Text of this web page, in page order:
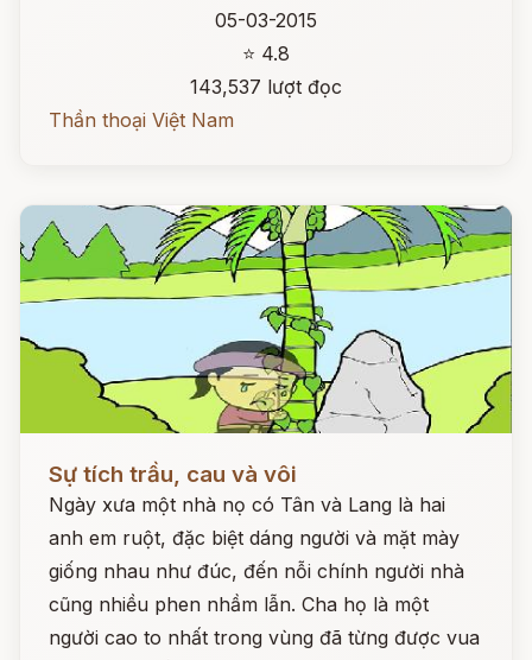
05-03-2015
⭐ 4.8
143,537 lượt đọc
Thần thoại Việt Nam
Sự tích trầu, cau và vôi
Ngày xưa một nhà nọ có Tân và Lang là hai
anh em ruột, đặc biệt dáng người và mặt mày
giống nhau như đúc, đến nỗi chính người nhà
cũng nhiều phen nhầm lẫn. Cha họ là một
người cao to nhất trong vùng đã từng được vua